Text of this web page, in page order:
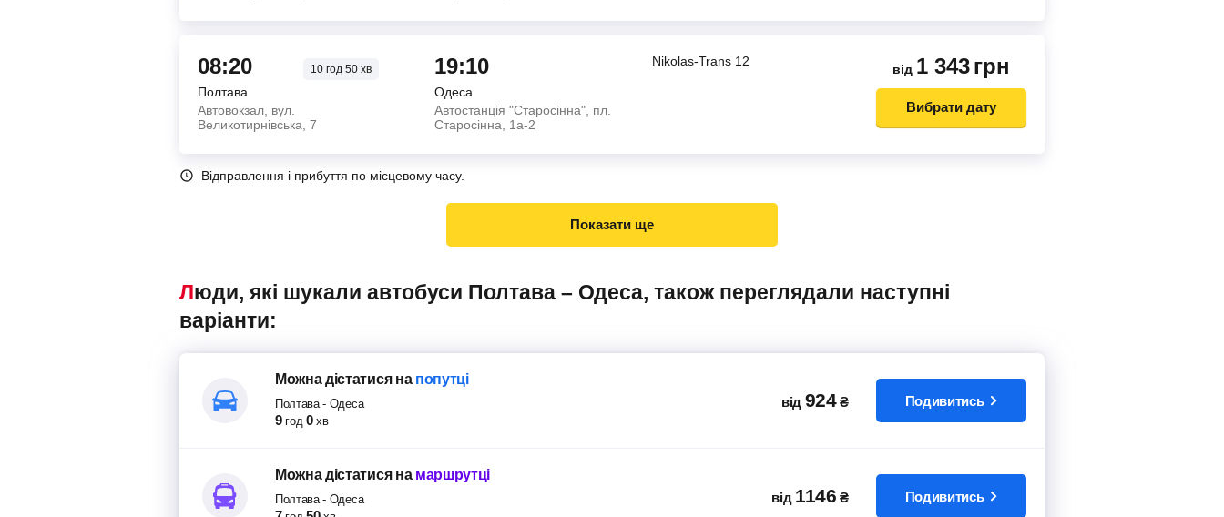
08:20 10 год50 хв
Полтава
Автовокзал, вул.
Великотирнівська, 7
19:10
Одеса
Автостанція "Старосінна", пл.
Старосінна, 1а-2
Nikolas-Trans 12
від 1 343грн
Вибрати дату
Відправлення і прибуття по місцевому часу.
Показати ще
Люди, які шукали автобуси Полтава – Одеса, також переглядали наступні
варіанти:
Можна дістатисяна попутці
Полтава- Одеса
9 год 0 хв
від 924 ₴ Подивитись
Можна дістатисяна маршрутці
Полтава- Одеса від 1146 ₴ Подивитись